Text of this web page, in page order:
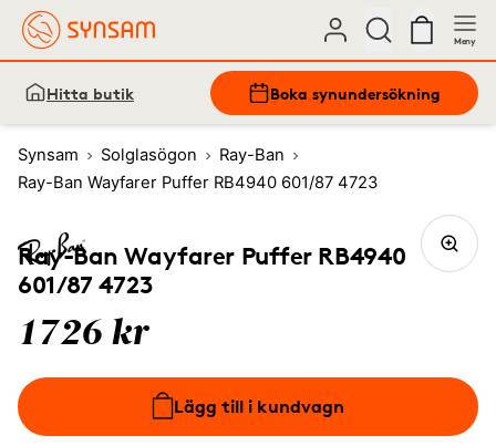
Meny
Hitta butik Boka synundersökning
Synsam Solglasögon
Ray-Ban
Ray-Ban Wayfarer Puffer RB4940 601/87 4723
Ray-Ban Wayfarer Puffer RB4940
601/87 4723
1726 kr
Lägg till i kundvagn